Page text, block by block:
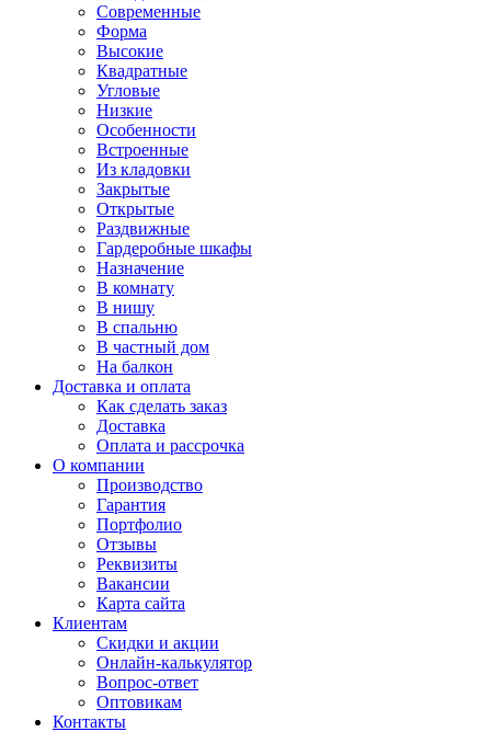
Современные
Форма
Высокие
Квадратные
Угловые
Низкие
Особенности
Встроенные
Из кладовки
Закрытые
Открытые
Раздвижные
Гардеробные шкафы
Назначение
В комнату
В нишу
В спальню
В частный дом
На балкон
Доставка и оплата
Как сделать заказ
Доставка
Оплата и рассрочка
О компании
Производство
Гарантия
Портфолио
Отзывы
Реквизиты
Вакансии
Карта сайта
Клиентам
Скидки и акции
Онлайн-калькулятор
Вопрос-ответ
Оптовикам
Контакты